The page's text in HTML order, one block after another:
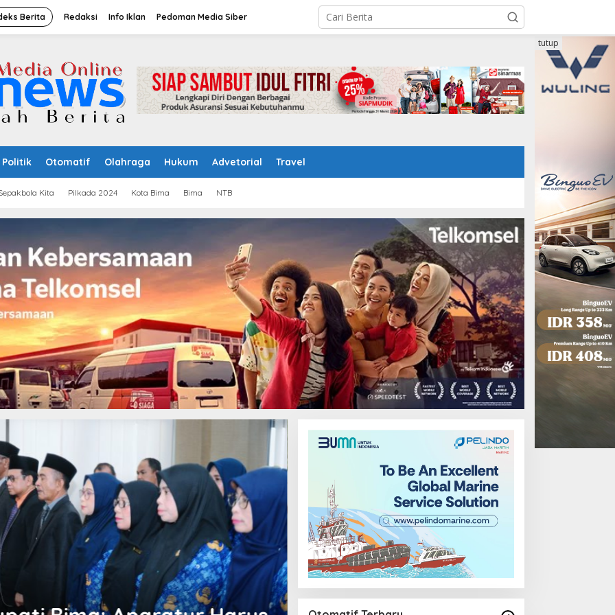
Berita Redaksi Info Iklan Pedoman Media Siber
Politik Otomatif Olahraga Hukum Advetorial Travel
Kita Pilkada 2024 Kota Bima Bima NTB
tutup
Pendidikan